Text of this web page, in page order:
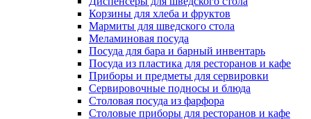
Корзины для хлеба и фруктов
Мармиты для шведского стола
Меламиновая посуда
Посуда для бара и барный инвентарь
Посуда из пластика для ресторанов и кафе
Приборы и предметы для сервировки
Сервировочные подносы и блюда
Столовая посуда из фарфора
Столовые приборы для ресторанов и кафе